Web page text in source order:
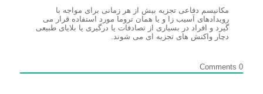
مکانیسم دفاعی تجزیه بیش از هر زمانی برای مواجه با
رویدادهای آسیب زا و یا همان تروما مورد استفاده قرار می
گیرد و افراد در بسیاری از تصادفات یا درگیری یا بلایای طبیعی
دچار واکنش های تجزیه ای می شوند.
0
Comments